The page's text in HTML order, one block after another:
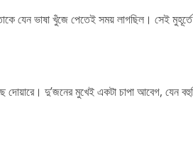
যেন ভাষা খুঁজে পেতেই সময় লাগছিল। সেই
দোয়ারে। দু’জনের মুখেই একটা চাপা আবেগ, যেন